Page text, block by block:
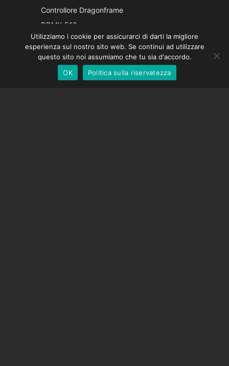
Controllore Dragonframe
DDMX-512
DMC-32
Cappuccio di correzione EOS LV
Utilizziamo i cookie per assicurarci di darti la migliore
esperienza sul nostro sito web. Se continui ad utilizzare
questo sito noi assumiamo che tu sia d'accordo.
OK
Politica sulla riservatezza
Italian
English
German